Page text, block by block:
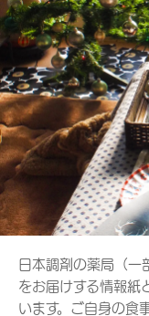
日本調剤の薬局（一
をお届けする情報紙
います。ご自身の食